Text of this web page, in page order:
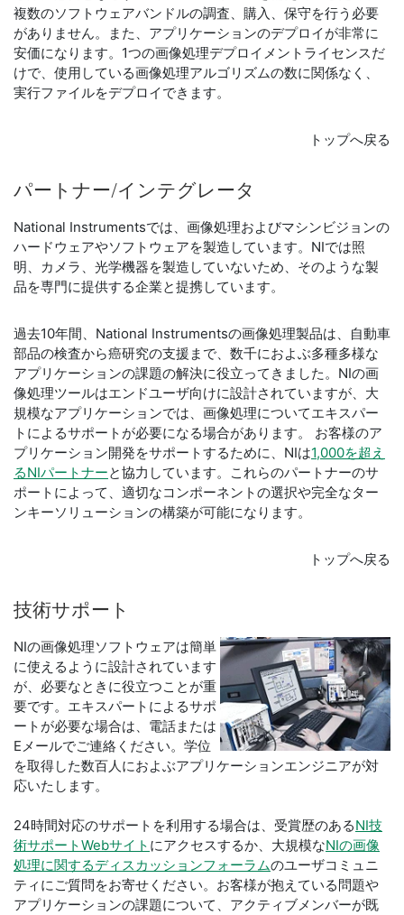
複数のソフトウェアバンドルの調査、購入、保守を行う必要
がありません。また、アプリケーションのデプロイが非常に
安価になります。1つの画像処理デプロイメントライセンスだ
けで、使用している画像処理アルゴリズムの数に関係なく、
実行ファイルをデプロイできます。
トップへ戻る
パートナー/インテグレ ータ
National Instrumentsでは、画像処理およびマシンビジョンの
ハードウェアやソフトウェアを製造しています。NIでは照
明、カメラ、光学機器を製造していないため、そのような製
品を専門に提供する企業と提携しています。
過去10年間、National Instrumentsの画像処理製品は、自動車
部品の検査から癌研究の支援まで、数千におよぶ多種多様な
アプリケーションの課題の解決に役立ってきました。NIの画
像処理ツールはエンドユーザ向けに設計されていますが、大
規模なアプリケーションでは、画像処理についてエキスパー
トによるサポートが必要になる場合があります。 お客様のア
プリケーション開発をサポートするために、NIは1,000を超え
るNIパートナーと協力しています。これらのパートナーのサ
ポートによって、適切なコンポーネントの選択や完全なター
ンキーソリューションの構築が可能になります。
トップへ戻る
技術サポート
NIの画像処理ソフトウェアは簡単
に使えるように設計されています
が、必要なときに役立つことが重
要です。エキスパートによるサポ
ートが必要な場合は、電話または
Eメールでご連絡ください。学位
を取得した数百人におよぶアプリケーションエンジニアが対
応いたします。
24時間対応のサポートを利用する場合は、受賞歴のあるNI技
術サポートWebサイト にアクセスするか、大規模なNIの画像
処理に関するディスカッションフォーラムのユーザコミュニ
ティにご質問をお寄せください。お客様が抱えている問題や
アプリケーションの課題について、アクティブメンバーが既